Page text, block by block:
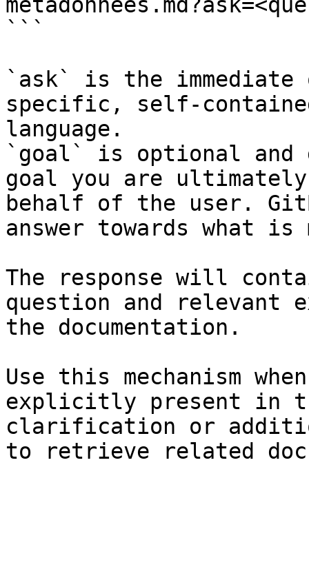
```
`ask` is the
specific, self-
language.
`goal` is optional and
goal you are
behalf of the user.
answer towards what
The response will
question and relevant
the documentation.
Use this mechanism
explicitly present in
clarification or